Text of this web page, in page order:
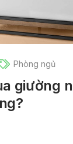
Phòng ngủ
giường